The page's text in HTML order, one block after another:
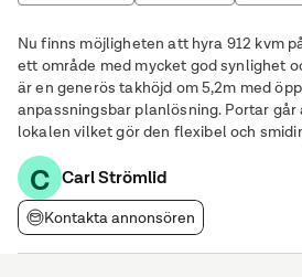
Nu finns möjligheten att hyra 912 kvm
ett område med mycket god synlighet
är en generös takhöjd om 5,2m med
anpassningsbar planlösning. Portar
lokalen vilket gör den flexibel och
Stora skyltfönster med bra
Stockholmsvägen. Tillgång till
C Carl Strömlid
Kontakta annonsören